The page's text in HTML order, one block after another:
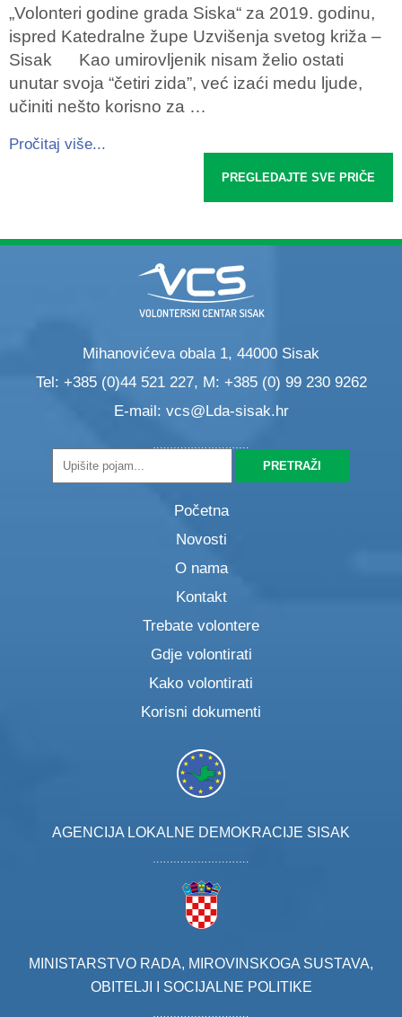
„Volonteri godine grada Siska“ za 2019. godinu,
ispred Katedralne župe Uzvišenja svetog križa –
Sisak Kao umirovljenik nisam želio ostati
unutar svoja “četiri zida”, već izaći medu ljude,
učiniti nešto korisno za …
Pročitaj više...
PREGLEDAJTE SVE PRIČE
Mihanovićeva obala 1, 44000 Sisak
Tel: +385 (0)44 521 227, M: +385 (0) 99 230 9262
E-mail: vcs@Lda-sisak.hr
Početna
Novosti
O nama
Kontakt
Trebate volontere
Gdje volontirati
Kako volontirati
Korisni dokumenti
AGENCIJA LOKALNE DEMOKRACIJE SISAK
MINISTARSTVO RADA, MIROVINSKOGA SUSTAVA,
OBITELJI I SOCIJALNE POLITIKE